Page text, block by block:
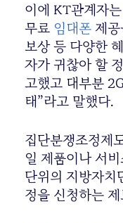
이에 KT관계자
무료 임대폰제공
보상 등 다양한
자가 귀찮아 할
고했고 대부분
태”라고 말했다.
집단분쟁조정제
일 제품이나 서
단위의 지방자치
정을 신청하는